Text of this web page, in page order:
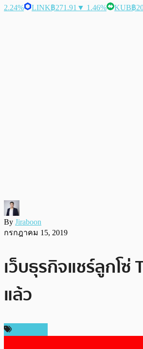
2.24%
LINK฿271.91 ▼ 1.46% KUB฿
By Jiraboon
กรกฎาคม 15, 2019
เว็บธุรกิจแชร์ลูกโ
แล้ว